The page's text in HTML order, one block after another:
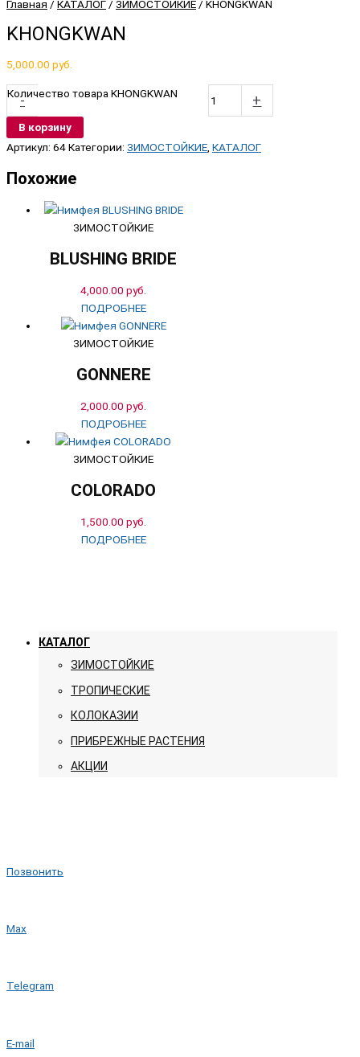
КАТАЛОГ
ЗИМОСТОЙКИЕ
ТРОПИЧЕСКИЕ
КОЛОКАЗИИ
ПРИБРЕЖНЫЕ РАСТЕНИЯ
АКЦИИ
Главная / КАТАЛОГ / ЗИМОСТОЙКИЕ / KHONGKWAN
KHONGKWAN
5,000.00 руб.
-
Количество товара KHONGKWAN +
В корзину
Артикул: 64Категории: ЗИМОСТОЙКИЕ КАТАЛОГ
Похожие
ЗИМОСТОЙКИЕ
BLUSHING BRIDE
4,000.00 руб.
ПОДРОБНЕЕ
ЗИМОСТОЙКИЕ
GONNERE
2,000.00 руб.
ПОДРОБНЕЕ
ЗИМОСТОЙКИЕ
COLORADO
1,500.00 руб.
ПОДРОБНЕЕ
Позвонить
Max
Telegram
E-mail